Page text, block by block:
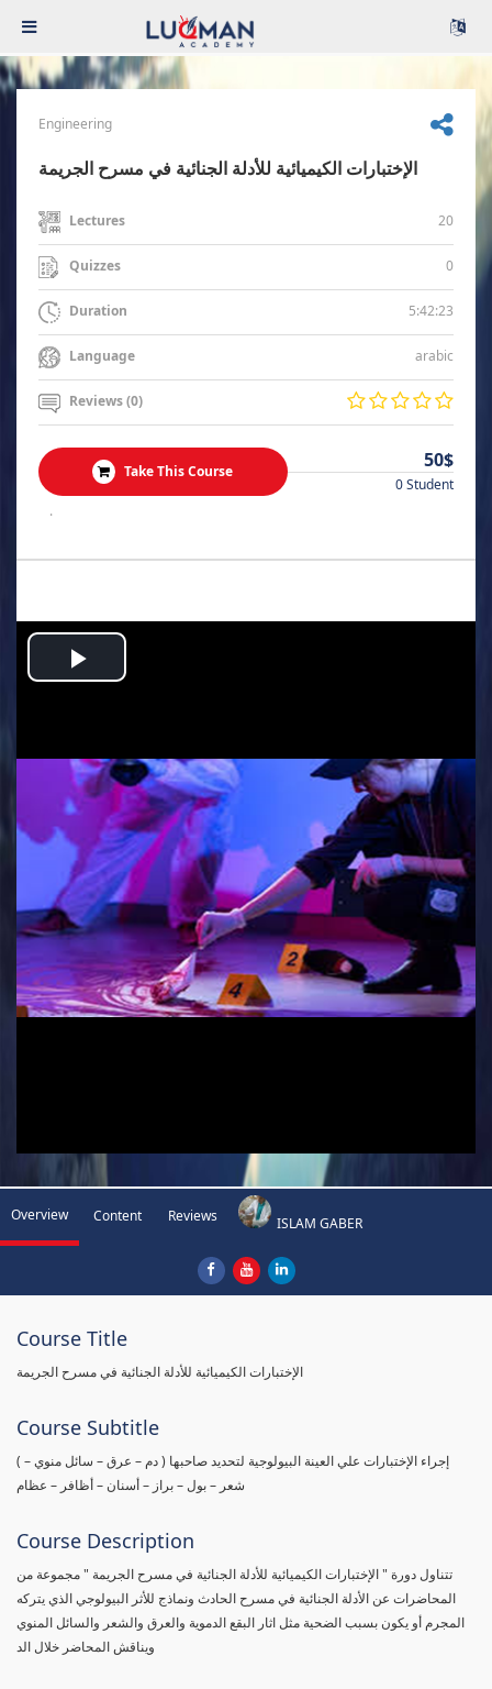
Engineering
الإختبارات الكيميائية للأدلة الجنائية في مسرح الجريمة
Lectures 20
Quizzes 0
Duration 5:42:23
Language arabic
Reviews (0)
Take This Course 50$
0 Student
.
Play
Overview Content Reviews ISLAM GABER
Course Title
الإختبارات الكيميائية للأدلة الجنائية في مسرح الجريمة
Course Subtitle
( إجراء الإختبارات علي العينة البيولوجية لتحديد صاحبها ( دم – عرق – سائل منوي –
شعر – بول – براز – أسنان – أظافر – عظام
Course Description
تتناول دورة " الإختبارات الكيميائية للأدلة الجنائية في مسرح الجريمة " مجموعة من
المحاضرات عن الأدلة الجنائية في مسرح الحادث ونماذج للأثر البيولوجي الذي يتركه
المجرم أو يكون بسبب الضحية مثل اثار البقع الدموية والعرق والشعر والسائل المنوي
ويناقش المحاضر خلال الد